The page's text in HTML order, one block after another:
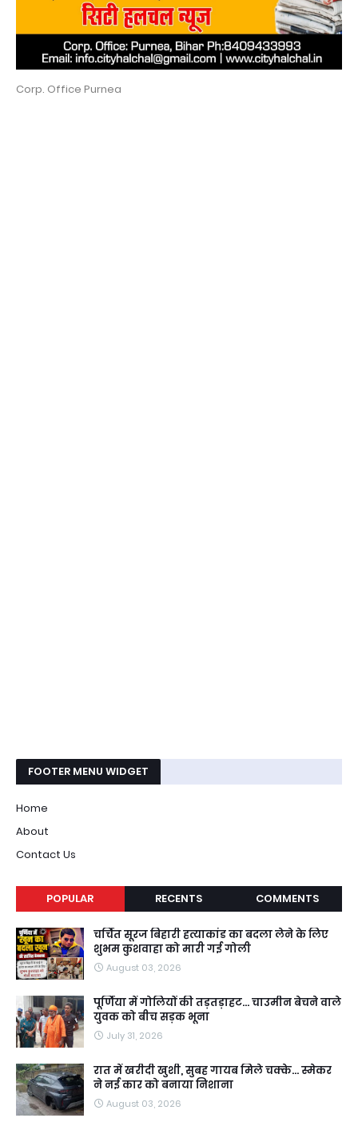
Corp. Office Purnea
FOOTER MENU WIDGET
Home
About
Contact Us
POPULAR RECENTS COMMENTS
चर्चित सूरज बिहारी हत्याकांड का बदला लेने के लिए
शुभम कुशवाहा को मारी गई गोली
August 03, 2026
पूर्णिया में गोलियों की तड़तड़ाहट... चाउमीन बेचने वाले
युवक को बीच सड़क भूना
July 31, 2026
रात में खरीदी खुशी, सुबह गायब मिले चक्के... स्मेकर
ने नई कार को बनाया निशाना
August 03, 2026